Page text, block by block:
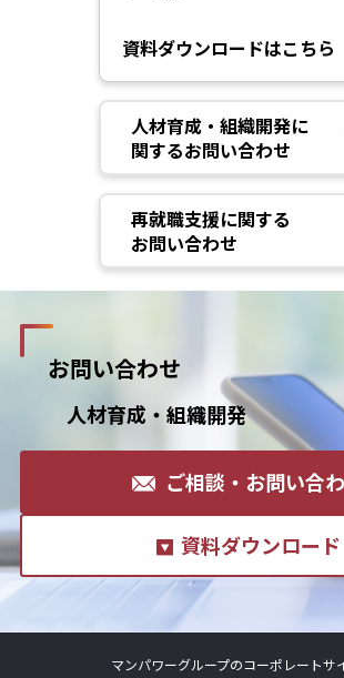
資料ダウンロードはこちら
人材育成・組織開発に
関するお問い合わせ
再就職支援に関する
お問い合わせ
お問い合わせ
人材育成・組織開発
ご相談・お問い合
資料ダウンロード
マンパワーグループのコーポレートサ